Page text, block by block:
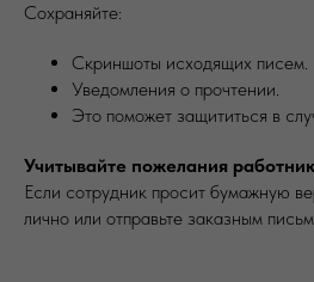
Сохраняйте:
Скриншоты исходящих писем.
Уведомления о прочтении.
Это поможет защититься в
Учитывайте пожелания
Если сотрудник просит бумажную
лично или отправьте заказным